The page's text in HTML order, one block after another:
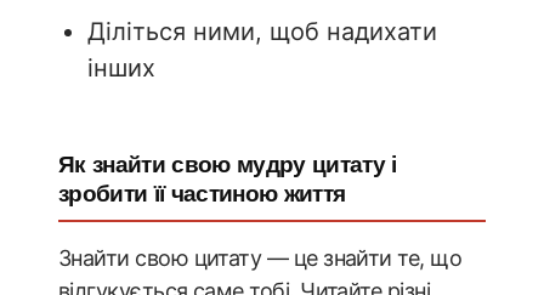
Діліться ними, щоб надихати
інших
Як знайти свою мудру цитату і
зробити її частиною життя
Знайти свою цитату — це знайти те, що